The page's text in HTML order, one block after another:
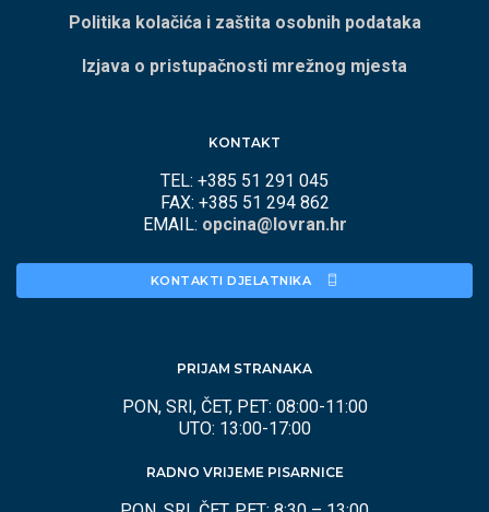
Politika kolačića i zaštita osobnih podataka
Izjava o pristupačnosti mrežnog mjesta
KONTAKT
TEL: +385 51 291 045
FAX: +385 51 294 862
EMAIL: opcina@lovran.hr
KONTAKTI DJELATNIKA
PRIJAM STRANAKA
PON, SRI, ČET, PET: 08:00-11:00
UTO: 13:00-17:00
RADNO VRIJEME PISARNICE